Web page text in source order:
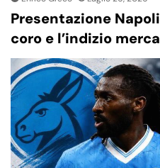
Presentazione
coro e l’indizio